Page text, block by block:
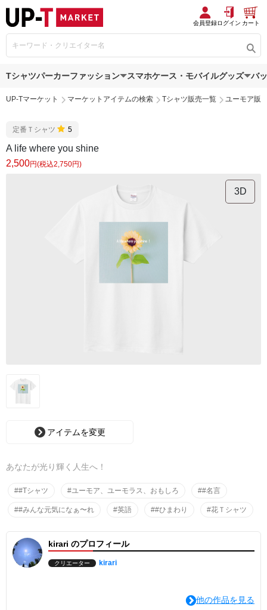
会員登録ログイン カート
Tシャツパーカーファッション スマホケース・モバイルグッズ バ
UP-Tマーケット マーケットアイテムの検索 Tシャツ販売一覧 ユーモア販
定番Ｔシャツ 5
A life where you shine
2,500円(税込2,750円)
3D
アイテムを変更
あなたが光り輝く人生へ！
##Tシャツ #ユーモア、ユーモラス、おもしろ ##名言
##みんな元気になぁ〜れ #英語 ##ひまわり #花Ｔシャツ
kirari のプロフィール
クリエーター kirari
他の作品を見る